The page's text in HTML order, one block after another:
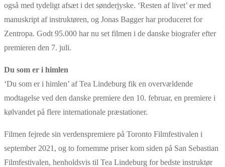
også med tydeligt afsæt i det sønderjyske. ‘Resten af livet’ er med
manuskript af instruktøren, og Jonas Bagger har produceret for
Zentropa. Godt 95.000 har nu set filmen i de danske biografer efter
premieren den 7. juli.
Du som er i himlen
‘Du som er i himlen’ af Tea Lindeburg fik en overvældende
modtagelse ved den danske premiere den 10. februar, en premiere i
kølvandet på flere internationale præstationer.
Filmen fejrede sin verdenspremiere på Toronto Filmfestivalen i
september 2021, og to fornemme priser kom siden på San Sebastian
Filmfestivalen, henholdsvis til Tea Lindeburg for bedste instruktør